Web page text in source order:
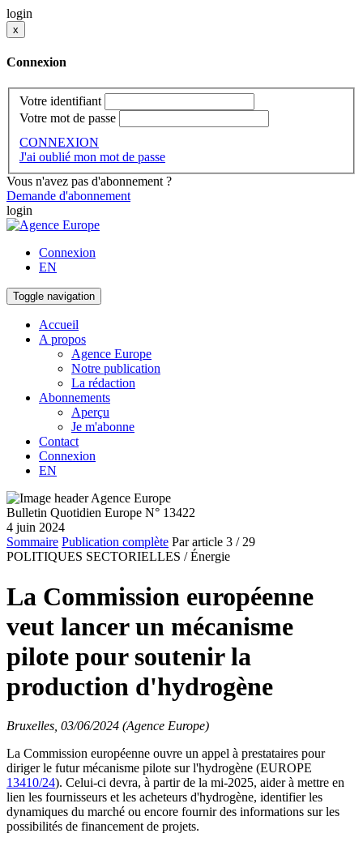
login
x
Connexion
Votre identifiant
Votre mot de passe
CONNEXION
J'ai oublié mon mot de passe
Vous n'avez pas d'abonnement ?
Demande d'abonnement
login
Connexion
EN
Toggle navigation
Accueil
A propos
Agence Europe
Notre publication
La rédaction
Abonnements
Aperçu
Je m'abonne
Contact
Connexion
EN
Bulletin Quotidien Europe N° 13422
4 juin 2024
Sommaire Publication complète Par article 3 / 29
POLITIQUES SECTORIELLES / Énergie
La Commission européenne
veut lancer un mécanisme
pilote pour soutenir la
production d'hydrogène
Bruxelles, 03/06/2024 (Agence Europe)
La Commission européenne ouvre un appel à prestataires pour
diriger le futur mécanisme pilote sur l'hydrogène (EUROPE
13410/24). Celui-ci devra, à partir de la mi-2025, aider à mettre en
lien les fournisseurs et les acheteurs d'hydrogène, identifier les
dynamiques du marché ou encore fournir des informations sur les
possibilités de financement de projets.